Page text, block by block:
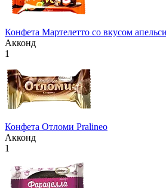
Конфета Мартелетто со вкусом
Акконд
1
Конфета Отломи Pralineo
Акконд
1